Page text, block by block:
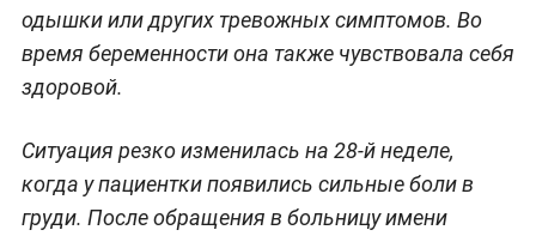
одышки или других тревожных симптомов. Во
время беременности она также чувствовала себя
здоровой.
Ситуация резко изменилась на 28-й неделе,
когда у пациентки появились сильные боли в
груди. После обращения в больницу имени